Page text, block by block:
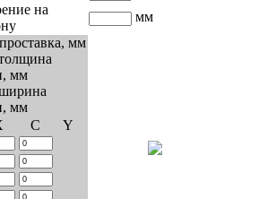
на
мм
мм
мм
мм
C
Y